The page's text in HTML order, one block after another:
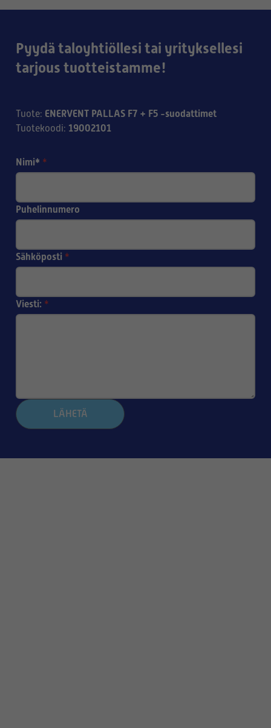
Pyydä taloyhtiöllesi tai yrityksellesi
tarjous tuotteistamme!
Tuote: ENERVENT PALLAS F7 + F5 -suodattimet
Tuotekoodi: 19002101
Nimi* *
Puhelinnumero
Sähköposti *
Viesti: *
LÄHETÄ